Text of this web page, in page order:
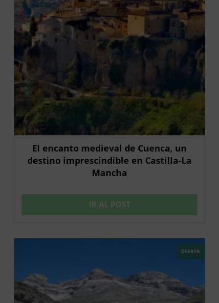
El encanto medieval de Cuenca, un
destino imprescindible en Castilla-La
Mancha
IR AL POST
OFERTA